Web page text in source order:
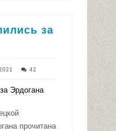
за
42
прочитана